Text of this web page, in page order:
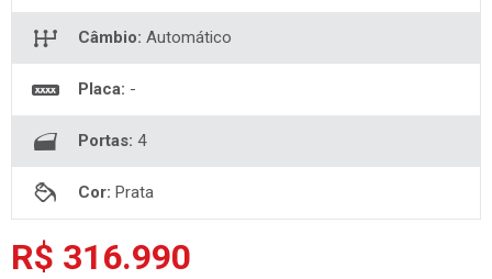
Câmbio: Automático
Placa: -
Portas: 4
Cor: Prata
R$ 316.990